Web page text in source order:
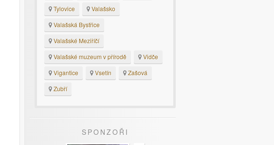
Tylovice
Valašsko
Valašská Bystřice
Valašské Meziříčí
Valašské muzeum v přírodě
Vidče
Vigantice
Vsetín
Zašová
Zubří
SPONZOŘI